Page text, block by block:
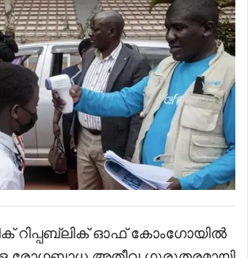
റിപ്പബ്ലിക് ഓഫ് കോംഗോയിൽ